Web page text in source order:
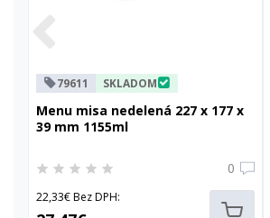
79611 SKLADOM
Menu misa nedelená 227 x 177 x
39 mm 1155ml
0
22,33€ Bez DPH: